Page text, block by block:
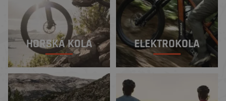
HORSKÁ KOLA ELEKTROKOLA